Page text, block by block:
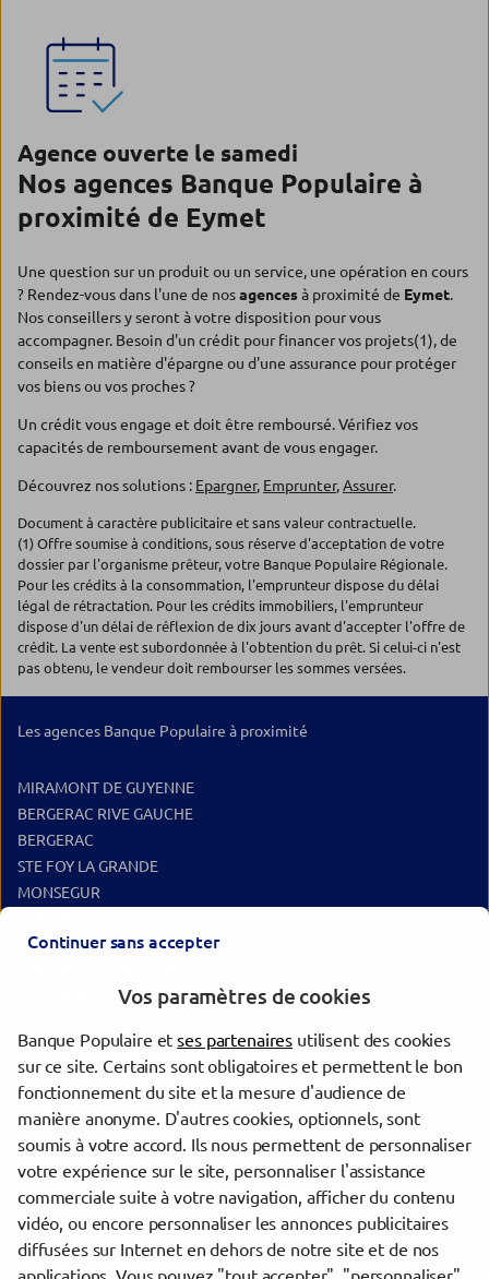
Agence ouverte le samedi
Nos agences Banque Populaire à
proximité de Eymet
Une question sur un produit ou un service, une opération en cours
? Rendez-vous dans l'une de nosagencesà proximité de Eymet.
Nos conseillers y seront à votre disposition pour vous
accompagner. Besoin d'un crédit pour financer vos projets(1), de
conseils en matière d'épargne ou d'une assurance pour protéger
vos biens ou vos proches ?
Un crédit vous engage et doit être remboursé. Vérifiez vos
capacités de remboursement avant de vous engager.
Découvrez nos solutions : Epargner, Emprunter,Assurer.
Document à caractère publicitaire et sans valeur contractuelle.
(1) Offre soumise à conditions, sous réserve d'acceptation de votre
dossier par l'organisme prêteur, votre Banque Populaire Régionale.
Pour les crédits à la consommation, l'emprunteur dispose du délai
légal de rétractation. Pour les crédits immobiliers, l'emprunteur
dispose d'un délai de réflexion de dix jours avant d'accepter l'offre de
crédit. La vente est subordonnée à l'obtention du prêt. Si celui-ci n'est
pas obtenu, le vendeur doit rembourser les sommes versées.
Les agences Banque Populaire à proximité
MIRAMONT DE GUYENNE
BERGERAC RIVE GAUCHE
BERGERAC
STE FOY LA GRANDE
MONSEGUR
MARMANDE CENTRE AFFAIRES
Les agences Banque Populaire dans les villes à proximité
Bergerac
Villeneuve-sur-Lot
Trouver une agence Banque Populaire
Dordogne
Eymet
Continuer sans accepter
Vos paramètres de cookies
Banque Populaire etses partenaires utilisent des cookies
sur ce site. Certains sont obligatoires et permettent le bon
fonctionnement du site et la mesure d'audience de
manière anonyme. D'autres cookies, optionnels, sont
soumis à votre accord. Ils nous permettent de personnaliser
votre expérience sur le site, personnaliser l'assistance
commerciale suite à votre navigation, afficher du contenu
vidéo, ou encore personnaliser les annonces publicitaires
diffusées sur Internet en dehors de notre site et de nos